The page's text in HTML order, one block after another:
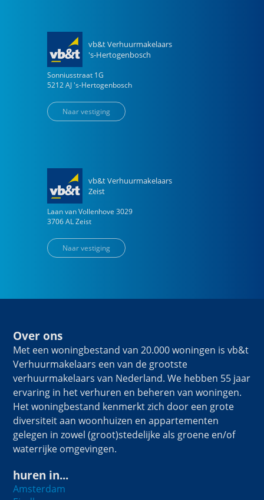
vb&t Verhuurmakelaars
's-Hertogenbosch
Sonniusstraat 1G
5212 AJ 's-Hertogenbosch
Naar vestiging
vb&t Verhuurmakelaars
Zeist
Laan van Vollenhove 3029
3706 AL Zeist
Naar vestiging
Over ons
Met een woningbestand van 20.000 woningen is vb&t
Verhuurmakelaars een van de grootste
verhuurmakelaars van Nederland. We hebben 55 jaar
ervaring in het verhuren en beheren van woningen.
Het woningbestand kenmerkt zich door een grote
diversiteit aan woonhuizen en appartementen
gelegen in zowel (groot)stedelijke als groene en/of
waterrijke omgevingen.
huren in...
Amsterdam